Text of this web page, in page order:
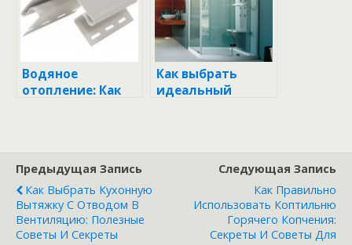
Водяное
отопление: Как
Как выбрать
идеальный
Предыдущая Запись
Как Выбрать Кухонную
Вытяжку С Отводом В
Вентиляцию: Полезные
Советы И Секреты
Следующая Запись
Как Правильно
Использовать Коптильню
Горячего Копчения:
Секреты И Советы Для